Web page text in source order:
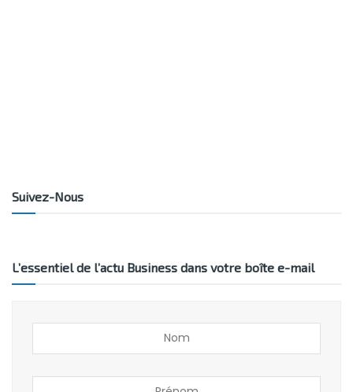
Suivez-Nous
L’essentiel de l’actu Business dans votre boîte e-mail